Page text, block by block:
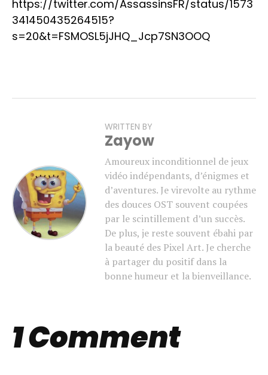
https://twitter.com/AssassinsFR/status/1573
341450435264515?
s=20&t=FSMOSL5jJHQ_Jcp7SN3OOQ
WRITTEN BY
Zayow
Amoureux inconditionnel de jeux
vidéo indépendants, d’énigmes et
d’aventures. Je virevolte au rythme
des douces OST souvent coupées
par le scintillement d’un succès.
De plus, je reste souvent ébahi par
la beauté des Pixel Art. Je cherche
à partager du positif dans la
bonne humeur et la bienveillance.
1 Comment